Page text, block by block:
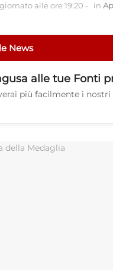
alle ore 19:20 - in
News
alle tue Fonti
più facilmente i